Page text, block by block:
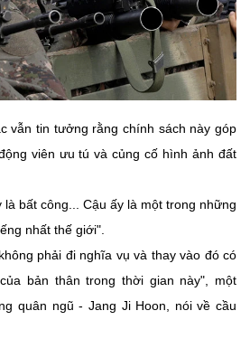
vẫn tin tưởng rằng chính sách này góp
viên ưu tú và củng cố hình ảnh đất
bất công... Cậu ấy là một trong những
nhất thế giới".
phải đi nghĩa vụ và thay vào đó có
bản thân trong thời gian này", một
quân ngũ - Jang Ji Hoon, nói về cầu